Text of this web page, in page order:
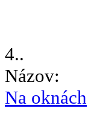
4..
Názov:
Na oknách